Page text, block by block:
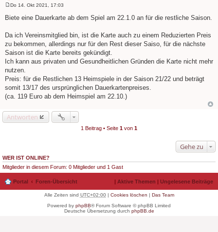
a
g
Do 14. Okt 2021, 17:03
Biete eine Dauerkarte ab dem Spiel am 22.1.0 an für die restliche Saison.
Da ich Vereinsmitglied bin, ist die Karte auch zu einem Reduzierten Preis
zu bekommen, allerdings nur für den Rest dieser Saiso, für die nächste
Saison ist die Karte bereits gekündigt.
Ich kann aus privaten und Gesundheitlichen Gründen die Karte nicht mehr
nutzen.
Preis: für die Restlichen 13 Heimspiele in der Saison 21/22 und beträgt
somit 13/17 des ursprünglichen Dauerkartenpreises.
(ca. 119 Euro ab dem Heimspiel am 22.10.)
Antworten
1 Beitrag • Seite 1 von 1
Gehe zu
WER IST ONLINE?
Mitglieder in diesem Forum: 0 Mitglieder und 1 Gast
Portal Foren-Übersicht | Aktive Themen | Ungelesene Beiträge
Alle Zeiten sind UTC+02:00| Cookies löschen | Das Team
Powered by phpBB® Forum Software © phpBB Limited
Deutsche Übersetzung durch phpBB.de